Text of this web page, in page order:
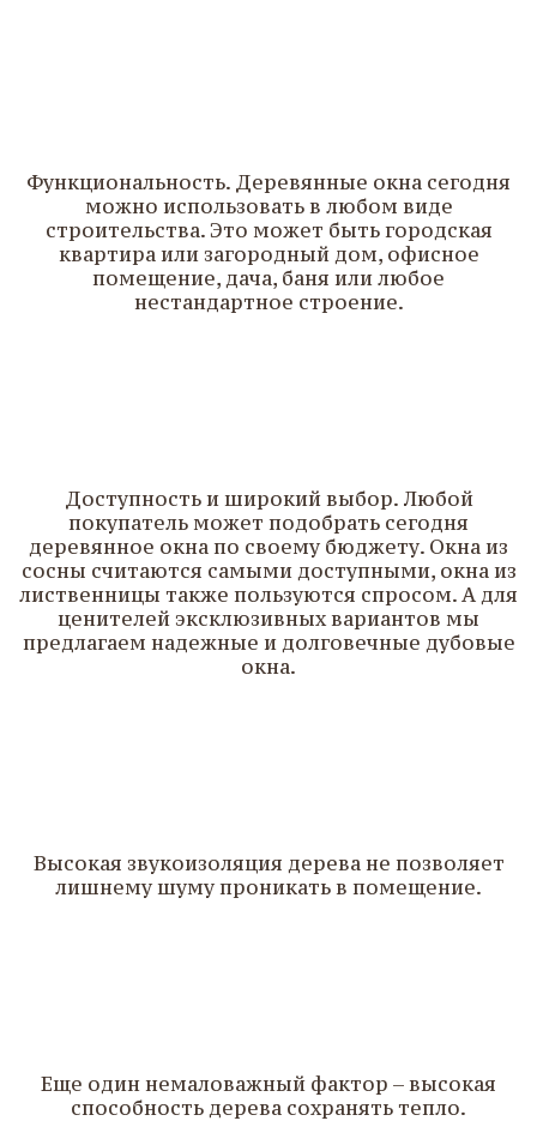
Функциональность. Деревянные окна сегодня
можно использовать в любом виде
строительства. Это может быть городская
квартира или загородный дом, офисное
помещение, дача, баня или любое
нестандартное строение.
Доступность и широкий выбор. Любой
покупатель может подобрать сегодня
деревянное окна по своему бюджету. Окна из
сосны считаются самыми доступными, окна из
лиственницы также пользуются спросом. А для
ценителей эксклюзивных вариантов мы
предлагаем надежные и долговечные дубовые
окна.
Высокая звукоизоляция дерева не позволяет
лишнему шуму проникать в помещение.
Еще один немаловажный фактор – высокая
способность дерева сохранять тепло.